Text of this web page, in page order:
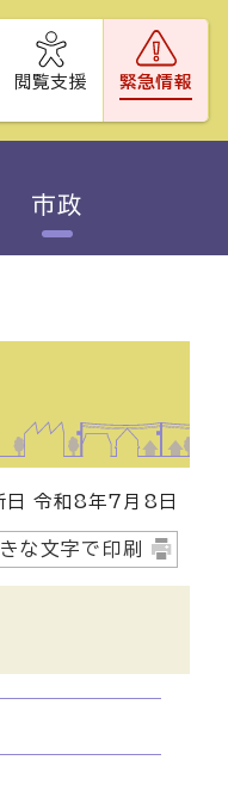
閲覧支援 緊急情報
市政
令和8年7月8日
な文字で印刷